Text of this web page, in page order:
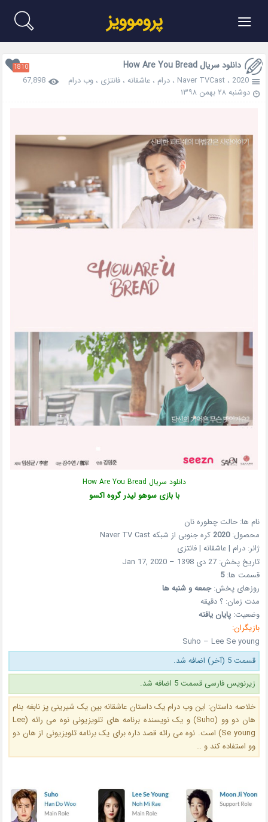
≡ پروموویز
دانلود سریال How Are You Bread 1810
2020 ،Naver TVCast ،درام ،عاشقانه ،فانتزی ،وب درام
67,898
دوشنبه ۲۸ بهمن ۱۳۹۸
دانلود سریال How Are You Bread
با بازی سوهو لیدر گروه اکسو
نام ها: حالت چطوره نان
محصول:2020کره جنوبی از شبکه Naver TV Cast
ژانر: درام | عاشقانه | فانتزی
تاریخ پخش: 27 دی 1398 – Jan 17, 2020
قسمت ها:5
روزهای پخش:جمعه و شنبه ها
مدت زمان: ؟ دقیقه
وضعیت:پایان یافته
بازیگران:
Suho – Lee Se young
قسمت 5 (آخر) اضافه شد.
زیرنویس فارسی قسمت 5 اضافه شد.
خلاصه داستان: این وب درام یک داستان عاشقانه بین یک شیرینی پز نابغه بنام
هان دو وو (Suho) و یک نویسنده برنامه های تلویزیونی نوه می رائه (Lee
Se young) است. نوه می رائه قصد داره برای یک برنامه تلویزیونی از هان دو
وو استفاده کند و …